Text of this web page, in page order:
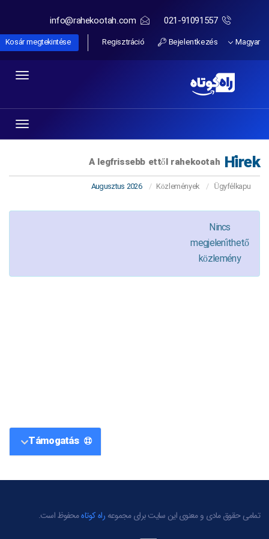
021-91091557
info@rahekootah.com
Magyar
Bejelentkezés
Regisztráció
Kosár megtekintése
Hírek
A legfrissebb ettől rahekootah
Ügyfélkapu
Közlemények
Nincs
megjeleníthető
közlemény
Támogatás
تمامی حقوق مادی و معنوی این سایت برای مجموعه راه کوتاهمحفوظ است.